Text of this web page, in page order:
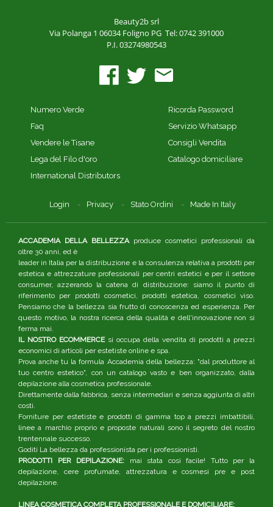
Beauty2b srl
Via Polanga 1 06034 Foligno PG Tel: 0742 391000
P.I. 03274980543
Numero Verde
Faq
Vendere le Tisane
Lega del Filo d'oro
International Distributors
Ricorda Password
Servizio Whatsapp
Consigli Vendita
Catalogo domiciliare
Login Privacy Stato Ordini Made In Italy
ACCADEMIA DELLA BELLEZZAproduce cosmetici professionali da
oltre 30 anni, ed è
leader in Italia per la distribuzione e la consulenza relativa a prodotti per
estetica e attrezzature professionali per centri estetici e per il settore
consumer, azzerando la catena di distribuzione: siamo il punto di
riferimento per prodotti cosmetici, prodotti estetica, cosmetici viso.
Pensiamo che la bellezza sia frutto di conoscenza ed esperienza. Per
questo motivo, la nostra ricerca della qualità e dell'innovazione non si
ferma mai.
IL NOSTRO ECOMMERCEsi occupa della vendita di prodotti a prezzi
economici di articoli per estetiste online e spa.
Prova anche tu la formula Accademia della bellezza: "dal produttore al
tuo centro estetico", con un catalogo vasto e ben organizzato, dalla
depilazione alla cosmetica professionale.
Direttamente dalla fabbrica, senza intermediari e senza aggiunta di altri
costi.
Forniture per estetiste e prodotti di gamma top a prezzi imbattibili,
linee a marchio proprio e proposte naturali sono il segreto del nostro
trentennale successo.
Goditi La bellezza da professionista per i professionisti.
PRODOTTI PER DEPILAZIONE: mai stata così facile! Tutto per la
depilazione, cere profumate, attrezzatura e cosmesi pre e post
depilazione.
LINEA COSMETICA COMPLETA PROFESSIONALE E DOMICILIARE: